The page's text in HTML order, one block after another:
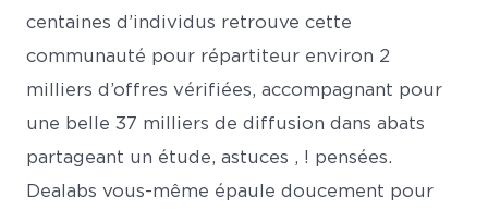
centaines d’individus retrouve cette
communauté pour répartiteur environ 2
milliers d’offres vérifiées, accompagnant pour
une belle 37 milliers de diffusion dans abats
partageant un étude, astuces , ! pensées.
Dealabs vous-même épaule doucement pour